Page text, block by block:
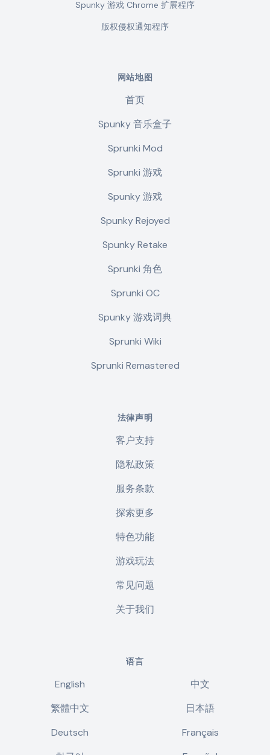
Spunky 游戏 Chrome 扩展程序
版权侵权通知程序
网站地图
首页
Spunky 音乐盒子
Sprunki Mod
Sprunki 游戏
Spunky 游戏
Spunky Rejoyed
Spunky Retake
Sprunki 角色
Sprunki OC
Spunky 游戏词典
Sprunki Wiki
Sprunki Remastered
法律声明
客户支持
隐私政策
服务条款
探索更多
特色功能
游戏玩法
常见问题
关于我们
语言
English
中文
繁體中文
日本語
Deutsch
Français